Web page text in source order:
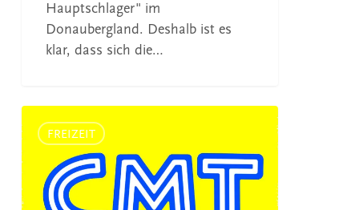
Hauptschlager" im
Donaubergland. Deshalb ist es
klar, dass sich die…
der
CMT
ins
neue
FREIZEIT